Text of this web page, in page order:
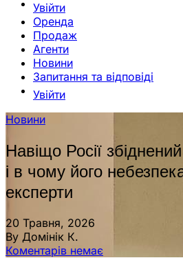
Увійти
Оренда
Продаж
Агенти
Новини
Запитання та відповіді
Увійти
Новини
Навіщо Росії
і в чому його
експерти
20 Травня, 2026
By Домінік К.
Коментарів немає